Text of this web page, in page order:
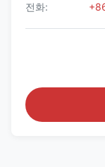
전화: